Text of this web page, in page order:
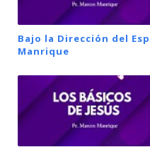
Bajo la Dirección del
Manrique